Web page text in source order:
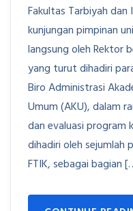
Fakultas Tarbiyah dan
kunjungan pimpinan
langsung oleh Rektor
yang turut dihadiri
Biro Administrasi
Umum (AKU), dalam
dan evaluasi program
dihadiri oleh sejumlah
FTIK, sebagai bagian